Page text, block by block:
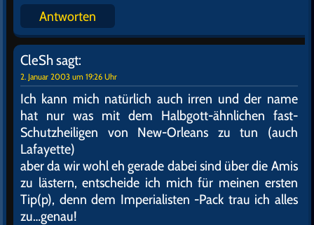
Antworten
CleShsagt:
2. Januar 2003 um 19:26 Uhr
Ich kann mich natürlich auch irren und der name
hat nur was mit dem Halbgott-ähnlichen fast-
Schutzheiligen von New-Orleans zu tun (auch
Lafayette)
aber da wir wohl eh gerade dabei sind über die Amis
zu lästern, entscheide ich mich für meinen ersten
Tip(p), denn dem Imperialisten -Pack trau ich alles
zu…genau!